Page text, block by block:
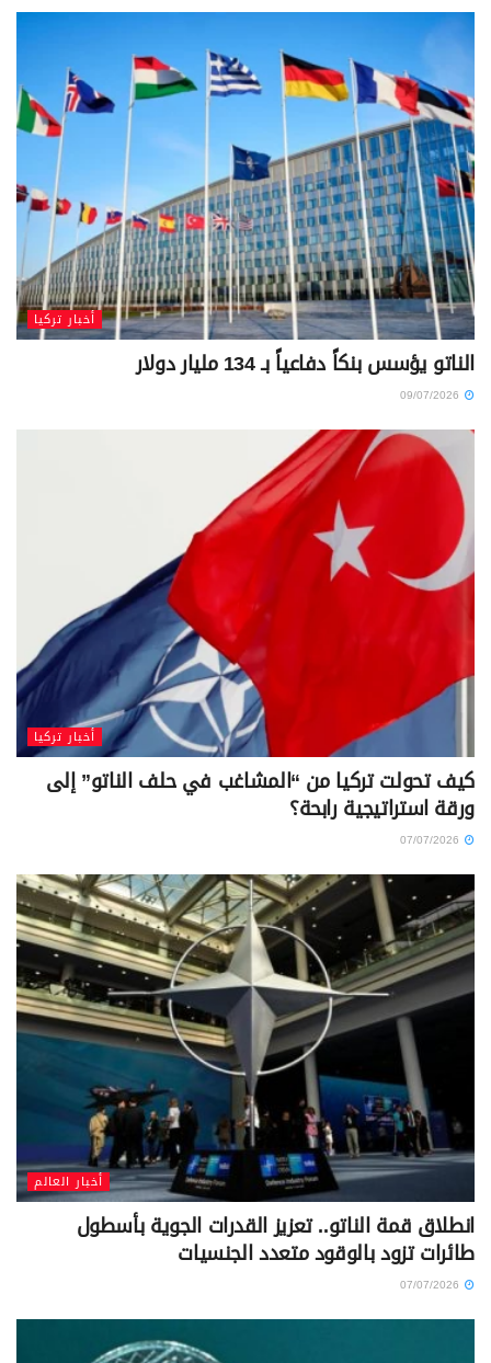
أخبار تركيا
الناتو يؤسس بنكاً دفاعياً بـ 134 مليار دولار
أخبار تركيا
كيف تحولت تركيا من “المشاغب في حلف الناتو” إلى
ورقة استراتيجية رابحة؟
أخبار العالم
انطلاق قمة الناتو.. تعزيز القدرات الجوية بأسطول
طائرات تزود بالوقود متعدد الجنسيات